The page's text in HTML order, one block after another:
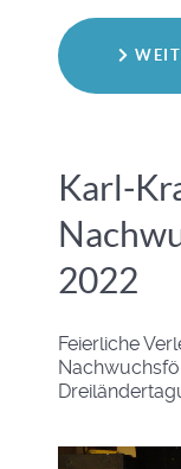
2022
Feierliche